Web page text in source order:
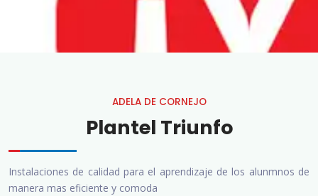
ADELA DE CORNEJO
Plantel Triunfo
Instalaciones de calidad para el aprendizaje de los alunmnos de
manera mas eficiente y comoda